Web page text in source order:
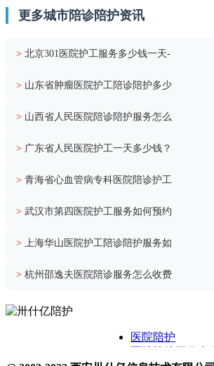
更多城市陪诊陪护资讯
> 北京301医院护工服务多少钱一天-
> 山东省肿瘤医院护工陪诊陪护多少
> 山西省人民医院陪诊陪护服务怎么
> 广东省人民医院护工一天多少钱？
> 青海省心血管病专科医院陪诊护工
> 武汉市第四医院护工服务如何预约
> 上海华山医院护工陪诊陪护服务如
> 杭州邵逸夫医院陪诊服务怎么收费
医院陪护